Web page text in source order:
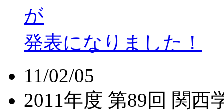
が
発表になりました！
11/02/05
2011年度 第89回 関